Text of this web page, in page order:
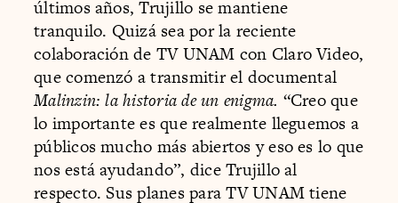
últimos años, Trujillo se mantiene
tranquilo. Quizá sea por la reciente
colaboración de TV UNAM con Claro Video,
que comenzó a transmitir el documental
Malinzin: la historia de un enigma. “Creo que
lo importante es que realmente lleguemos a
públicos mucho más abiertos y eso es lo que
nos está ayudando”, dice Trujillo al
respecto. Sus planes para TV UNAM tiene